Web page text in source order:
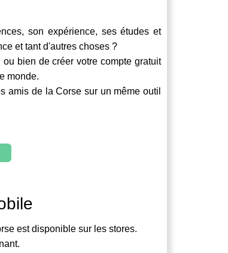
son expérience, ses études et
et tant d'autres choses ?
ou bien de créer votre compte gratuit
monde.
amis de la Corse sur un même outil
est disponible sur les stores.